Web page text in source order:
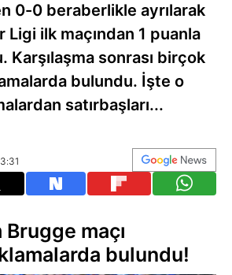
0-0 beraberlikle ayrılarak
Ligi ilk maçından 1 puanla
Karşılaşma sonrası birçok
bulundu. İşte o
satırbaşları...
maçı
bulundu!